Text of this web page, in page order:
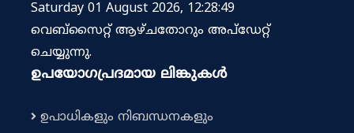
Saturday 01 August 2026, 12:28:49
വെബ്‌സൈറ്റ് ആഴ്ചതോറും അപ്‌ഡേറ്റ്
ചെയ്യുന്നു.
ഉപയോഗപ്രദമായ ലിങ്കുകൾ
ഉപാധികളും നിബന്ധനകളും